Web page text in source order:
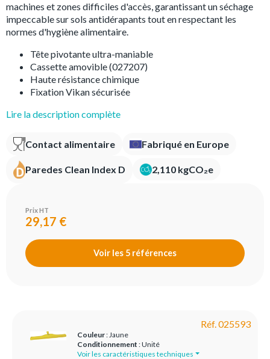
machines et zones difficiles d'accès, garantissant un séchage
impeccable sur sols antidérapants tout en respectant les
normes d'hygiène alimentaire.
Tête pivotante ultra-maniable
Cassette amovible (027207)
Haute résistance chimique
Fixation Vikan sécurisée
Lire la description complète
Contact alimentaire Fabriqué en Europe
Paredes Clean Index D 2,110 kgCO₂e
Prix HT
29,17 €
Voir les 5 références
Réf. 025593
Couleur: Jaune
Conditionnement : Unité
Voir les caractéristiques techniques